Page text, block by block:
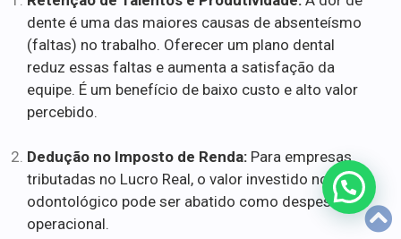
dente é uma das maiores causas de absenteísmo
(faltas) no trabalho. Oferecer um plano dental
reduz essas faltas e aumenta a satisfação da
equipe. É um benefício de baixo custo e alto valor
percebido.
Dedução no Imposto de Renda: Para empresas
tributadas no Lucro Real, o valor investido no plano
odontológico pode ser abatido como despesa
operacional.